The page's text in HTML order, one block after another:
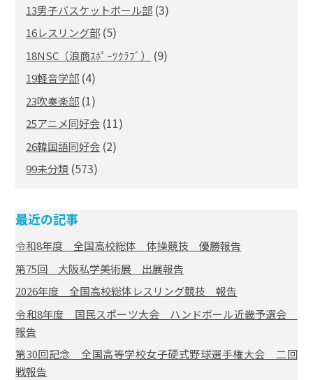
13男子バスケットボール部 (3)
16レスリング部 (5)
18NSC（浪商ｽﾎﾟｰﾂｸﾗﾌﾞ） (9)
19軽音学部 (4)
23吹奏楽部 (1)
25アニメ同好会 (11)
26韓国語同好会 (2)
99未分類 (573)
最近の記事
令和8年度 全国高校総体 体操競技 優勝報告
第75回 大阪私学美術展 出展報告
2026年度 全国高校総体レスリング競技 報告
令和8年度 国民スポーツ大会 ハンドボール近畿予選会
報告
第30回記念 全国高等学校女子硬式野球選手権大会 二回
戦報告